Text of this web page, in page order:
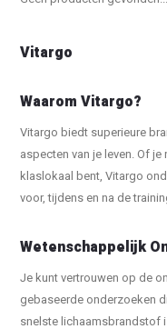
Vitargo
Waarom Vitargo?
Vitargo biedt superieure
aspecten van je leven. Of
klaslokaal bent, Vitargo
voor, tijdens en na de
Wetenschappelijk
Je kunt vertrouwen op de
gebaseerde onderzoeken
snelste lichaamsbrandstof